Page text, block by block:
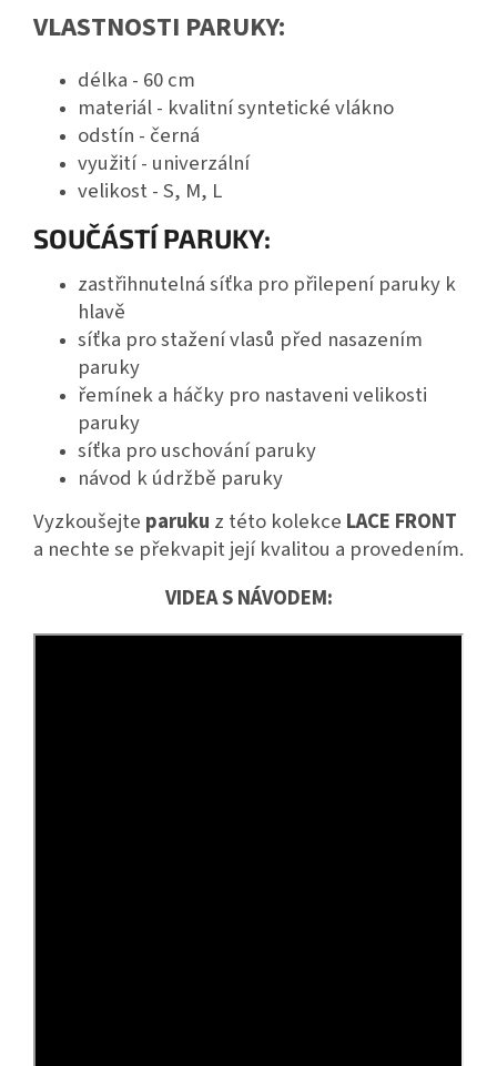
VLASTNOSTI PARUKY:
délka - 60 cm
materiál - kvalitní syntetické vlákno
odstín - černá
využití - univerzální
velikost - S, M, L
SOUČÁSTÍ PARUKY:
zastřihnutelná síťka pro přilepení paruky k
hlavě
síťka pro stažení vlasů před nasazením
paruky
řemínek a háčky pro nastaveni velikosti
paruky
síťka pro uschování paruky
návod k údržbě paruky
Vyzkoušejte paruku z této kolekce LACE FRONT
a nechte se překvapit její kvalitou a provedením.
VIDEA S NÁVODEM: